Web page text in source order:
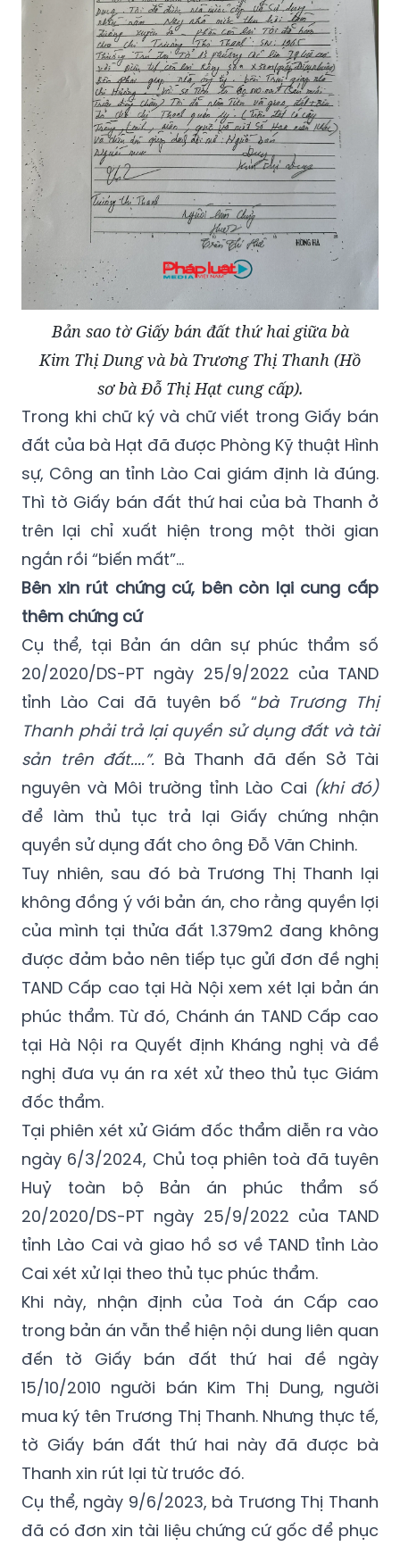
Bản sao tờ Giấy bán đất thứ hai giữa bà
Kim Thị Dung và bà Trương Thị Thanh (Hồ
sơ bà Đỗ Thị Hạt cung cấp).
Trong khi chữ ký và chữ viết trong Giấy bán
đất của bà Hạt đã được Phòng Kỹ thuật Hình
sự, Công an tỉnh Lào Cai giám định là đúng.
Thì tờ Giấy bán đất thứ hai của bà Thanh ở
trên lại chỉ xuất hiện trong một thời gian
ngắn rồi “biến mất”…
Bên xin rút chứng cứ, bên còn lại cung cấp
thêm chứng cứ
Cụ thể, tại Bản án dân sự phúc thẩm số
20/2020/DS-PT ngày 25/9/2022 của TAND
tỉnh Lào Cai đã tuyên bố “bà Trương Thị
Thanh phải trả lại quyền sử dụng đất và tài
sản trên đất....”. Bà Thanh đã đến Sở Tài
nguyên và Môi trường tỉnh Lào Cai (khi đó)
để làm thủ tục trả lại Giấy chứng nhận
quyền sử dụng đất cho ông Đỗ Văn Chinh.
Tuy nhiên, sau đó bà Trương Thị Thanh lại
không đồng ý với bản án, cho rằng quyền lợi
của mình tại thửa đất 1.379m2 đang không
được đảm bảo nên tiếp tục gửi đơn đề nghị
TAND Cấp cao tại Hà Nội xem xét lại bản án
phúc thẩm. Từ đó, Chánh án TAND Cấp cao
tại Hà Nội ra Quyết định Kháng nghị và đề
nghị đưa vụ án ra xét xử theo thủ tục Giám
đốc thẩm.
Tại phiên xét xử Giám đốc thẩm diễn ra vào
ngày 6/3/2024, Chủ toạ phiên toà đã tuyên
Huỷ toàn bộ Bản án phúc thẩm số
20/2020/DS-PT ngày 25/9/2022 của TAND
tỉnh Lào Cai và giao hồ sơ về TAND tỉnh Lào
Cai xét xử lại theo thủ tục phúc thẩm.
Khi này, nhận định của Toà án Cấp cao
trong bản án vẫn thể hiện nội dung liên quan
đến tờ Giấy bán đất thứ hai đề ngày
15/10/2010 người bán Kim Thị Dung, người
mua ký tên Trương Thị Thanh. Nhưng thực tế,
tờ Giấy bán đất thứ hai này đã được bà
Thanh xin rút lại từ trước đó.
Cụ thể, ngày 9/6/2023, bà Trương Thị Thanh
đã có đơn xin tài liệu chứng cứ gốc để phục